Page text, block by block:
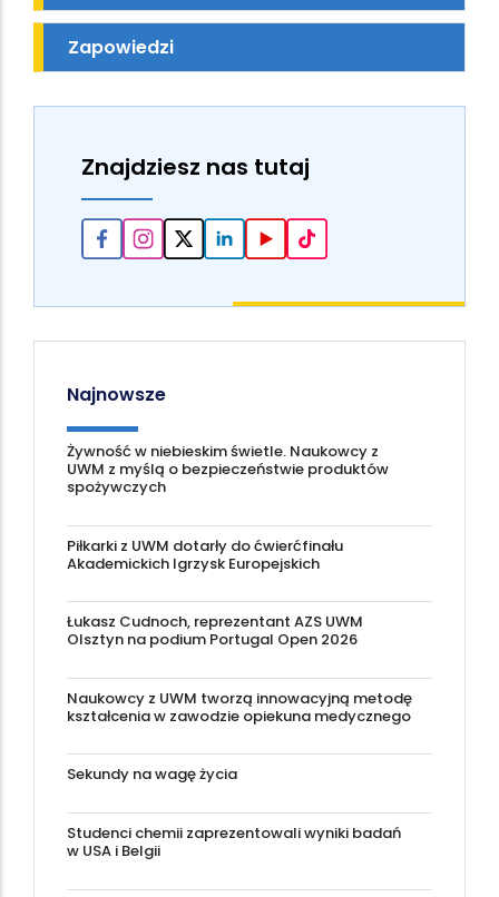
Zapowiedzi
Znajdziesz nas tutaj
Najnowsze
Żywność w niebieskim świetle. Naukowcy z
UWM z myślą o bezpieczeństwie produktów
spożywczych
Piłkarki z UWM dotarły do ćwierćfinału
Akademickich Igrzysk Europejskich
Łukasz Cudnoch, reprezentant AZS UWM
Olsztyn na podium Portugal Open 2026
Naukowcy z UWM tworzą innowacyjną metodę
kształcenia w zawodzie opiekuna medycznego
Sekundy na wagę życia
Studenci chemii zaprezentowali wyniki badań
w USA i Belgii